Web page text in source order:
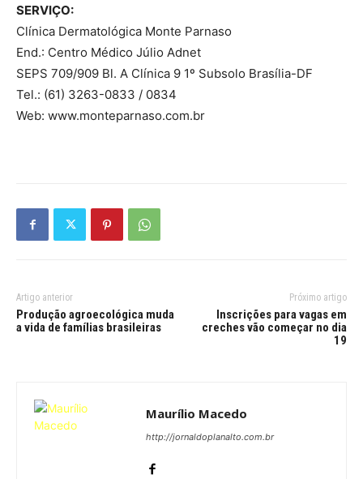
SERVIÇO:
Clínica Dermatológica Monte Parnaso
End.: Centro Médico Júlio Adnet
SEPS 709/909 Bl. A Clínica 9 1º Subsolo Brasília-DF
Tel.: (61) 3263-0833 / 0834
Web: www.monteparnaso.com.br
Artigo anterior
Produção agroecológica muda
a vida de famílias brasileiras
Próximo artigo
Inscrições para vagas em
creches vão começar no dia
19
Maurílio Macedo
http://jornaldoplanalto.com.br